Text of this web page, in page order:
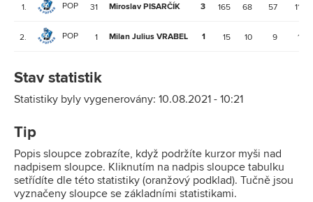
1. POP 31 Miroslav PISARČÍK 3 165 68 57 11
2. POP 1 Milan Julius VRABEL 1 15 10 9 1
Stav statistik
Statistiky byly vygenerovány: 10.08.2021 - 10:21
Tip
Popis sloupce zobrazíte, když podržíte kurzor myši nad
nadpisem sloupce. Kliknutím na nadpis sloupce tabulku
setřídíte dle této statistiky (oranžový podklad). Tučně jsou
vyznačeny sloupce se základními statistikami.